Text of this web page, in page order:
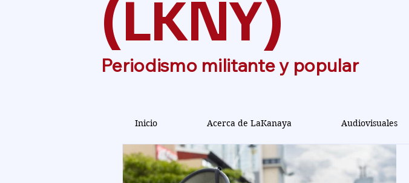
LKNY
Periodismo militante y popular
Inicio Acerca de LaKanaya Audiovisuales